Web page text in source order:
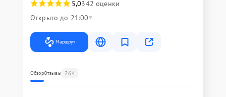
5,0342 оценки
Открыто до 21:00
Маршрут
ОбзорОтзывы 264